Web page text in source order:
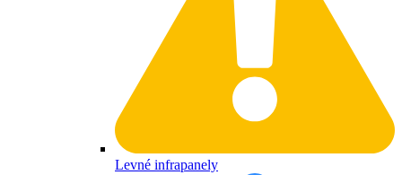
Levné infrapanely